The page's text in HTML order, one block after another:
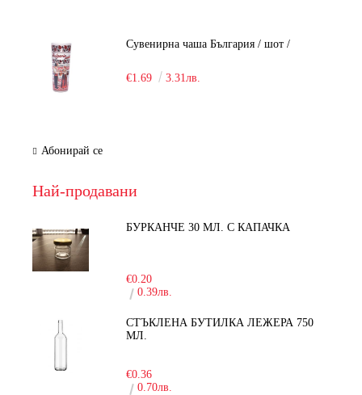
Сувенирна чаша България / шот /
€1.69 3.31лв.
Абонирай се
Най-продавани
БУРКАНЧЕ 30 МЛ. С КАПАЧКА
€0.20
0.39лв.
СТЪКЛЕНА БУТИЛКА ЛЕЖЕРА 750
МЛ.
€0.36
0.70лв.